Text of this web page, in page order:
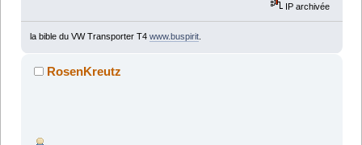
IP archivée
la bible du VW Transporter T4 www.buspirit.
RosenKreutz